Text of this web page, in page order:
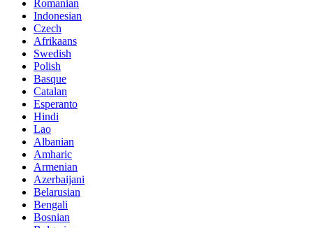
Romanian
Indonesian
Czech
Afrikaans
Swedish
Polish
Basque
Catalan
Esperanto
Hindi
Lao
Albanian
Amharic
Armenian
Azerbaijani
Belarusian
Bengali
Bosnian